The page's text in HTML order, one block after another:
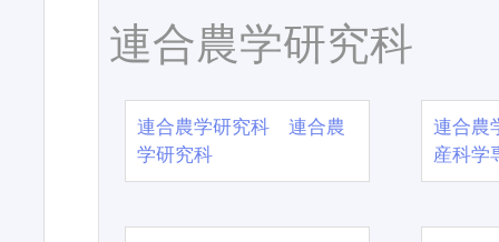
連合農学研究科
連合農学研究科 連合農
学研究科
連合農
産科学